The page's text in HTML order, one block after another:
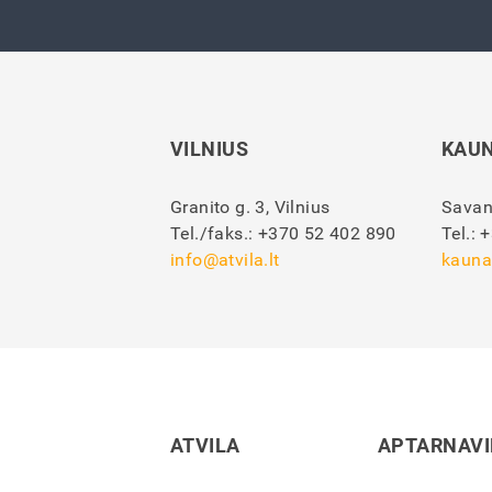
VILNIUS
Granito g. 3, Vilnius
Tel./faks.: +370 52 402 890
info@atvila.lt
Tel.:
ATVILA